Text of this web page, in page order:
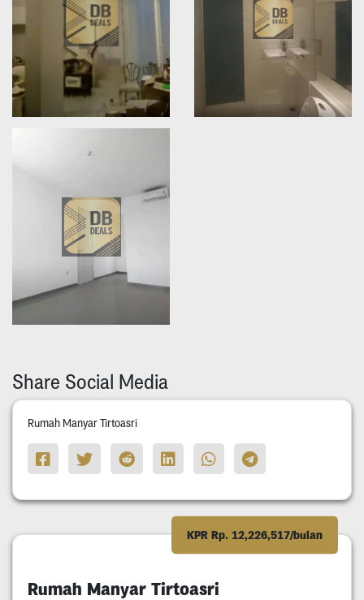
Share Social Media
Rumah Manyar Tirtoasri
KPR Rp. 12,226,517/bulan
Rumah Manyar Tirtoasri